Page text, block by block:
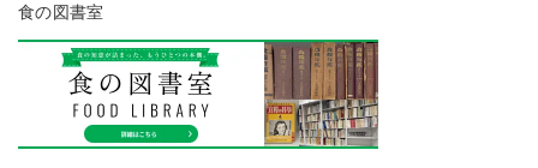
食の図書室